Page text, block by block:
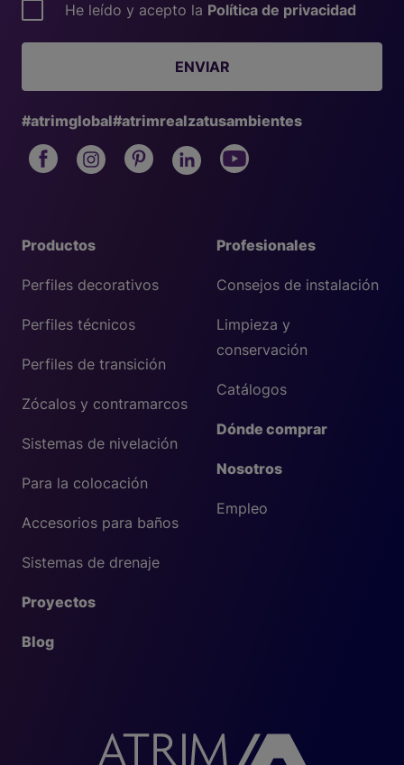
Profesionales
Consejos de instalación
Limpieza y
conservación
Catálogos
Dónde comprar
Nosotros
Empleo
Productos
Perfiles decorativos
Perfiles técnicos
Perfiles de transición
Zócalos y contramarcos
Sistemas de nivelación
Para la colocación
Accesorios para baños
Sistemas de drenaje
Proyectos
Blog
He leído y acepto la Política de privacidad
ENVIAR
#atrimglobal#atrimrealzatusambientes